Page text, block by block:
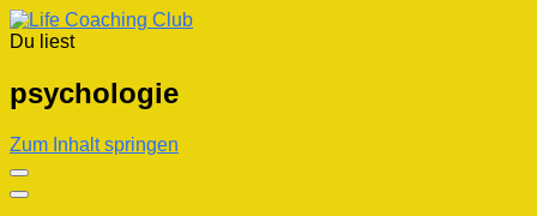
Du liest
psychologie
Zum Inhalt springen